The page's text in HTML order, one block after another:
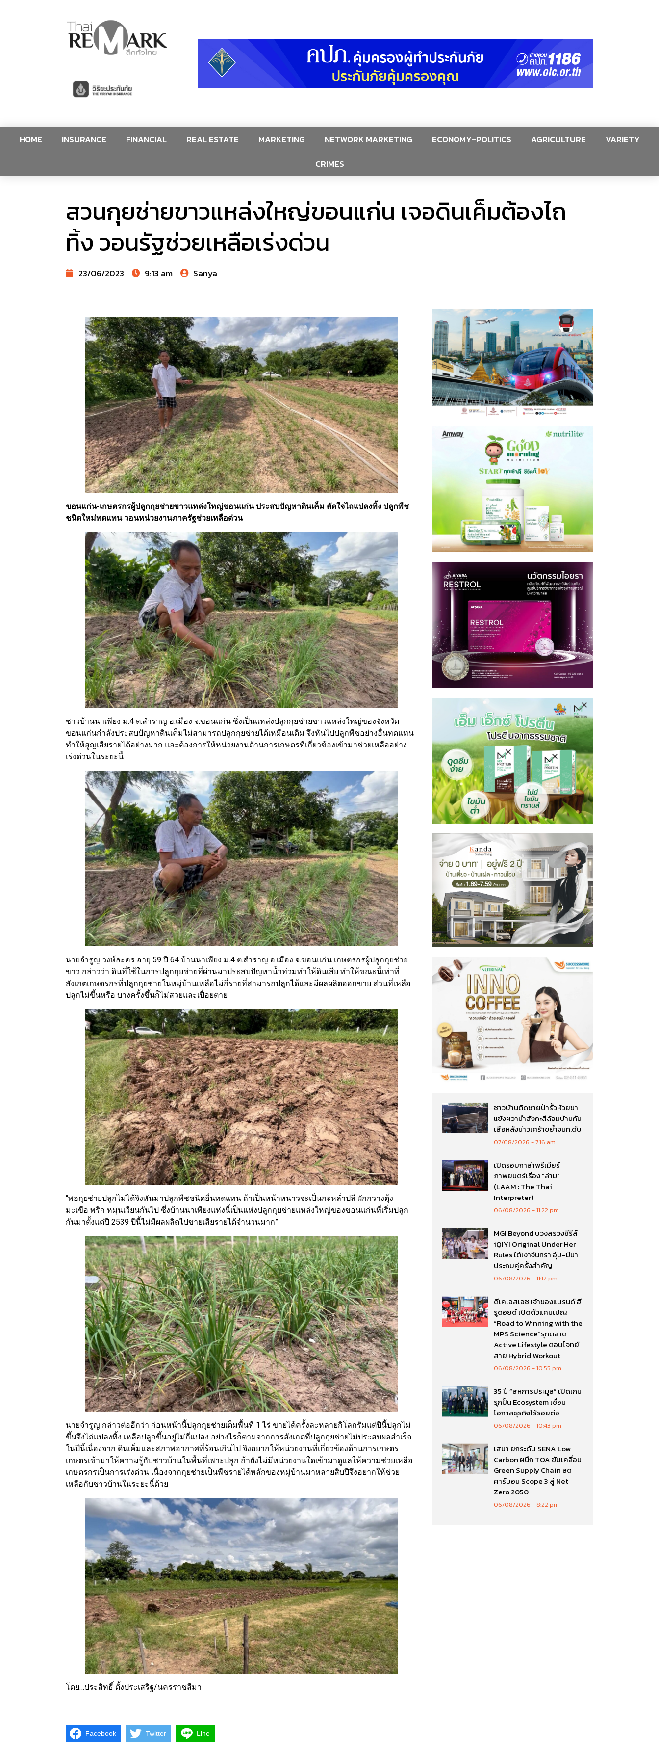
HOME INSURANCE FINANCIAL REAL ESTATE MARKETING NETWORK MARKETING ECONOMY-POLITICS AGRICULTURE
VARIETY
CRIMES
สวนกุยช่ายขาวแหล่งใหญ่ขอนแก่น เจอดินเค็มต้องไถ
ทิ้ง วอนรัฐช่วยเหลือเร่งด่วน
23/06/2023 9:13 am Sanya
ขอนแก่น-เกษตรกรผู้ปลูกกุยช่ายขาวแหล่งใหญ่ขอนแก่น ประสบปัญหาดินเค็ม ตัดใจไถแปลงทิ้ง ปลูกพืช
ชนิดใหม่ทดแทน วอนหน่วยงานภาครัฐช่วยเหลือด่วน
ชาวบ้านนาเพียง ม.4 ต.สำราญ อ.เมือง จ.ขอนแก่น ซึ่งเป็นแหล่งปลูกกุยช่ายขาวแหล่งใหญ่ของจังหวัด
ขอนแก่นกำลังประสบปัญหาดินเค็มไม่สามารถปลูกกุยช่ายได้เหมือนเดิม จึงหันไปปลูกพืชอย่างอื่นทดแทน
ทำให้สูญเสียรายได้อย่างมาก และต้องการให้หน่วยงานด้านการเกษตรที่เกี่ยวข้องเข้ามาช่วยเหลืออย่าง
เร่งด่วนในระยะนี้
นายจำรูญ วงษ์ละคร อายุ 59 ปี 64 บ้านนาเพียง ม.4 ต.สำราญ อ.เมือง จ.ขอนแก่น เกษตรกรผู้ปลูกกุยช่าย
ขาว กล่าวว่า ดินที่ใช้ในการปลูกกุยช่ายที่ผ่านมาประสบปัญหาน้ำท่วมทำให้ดินเสีย ทำให้ขณะนี้เท่าที่
สังเกตเกษตรกรที่ปลูกกุยช่ายในหมู่บ้านเหลือไม่กี่รายที่สามารถปลูกได้และมีผลผลิตออกขาย ส่วนที่เหลือ
ปลูกไม่ขึ้นหรือ บางครั้งขึ้นก็ไม่สวยและเปื่อยตาย
“พอกุยช่ายปลูกไม่ได้จึงหันมาปลูกพืชชนิดอื่นทดแทน ถ้าเป็นหน้าหนาวจะเป็นกะหล่ำปลี ผักกวางตุ้ง
มะเขือ พริก หมุนเวียนกันไป ซึ่งบ้านนาเพียงแห่งนี้เป็นแห่งปลูกกุยช่ายแหล่งใหญ่ของขอนแก่นที่เริ่มปลูก
กันมาตั้งแต่ปี 2539 ปีนี้ไม่มีผลผลิตไปขายเสียรายได้จำนวนมาก”
นายจำรูญ กล่าวต่ออีกว่า ก่อนหน้านี้ปลูกกุยช่ายเต็มพื้นที่ 1 ไร่ ขายได้ครั้งละหลายกิโลกรัมแต่ปีนี้ปลูกไม่
ขึ้นจึงไถ่แปลงทิ้ง เหลือปลูกขึ้นอยู่ไม่กี่แปลง อย่างไรก็ตามจากการสังเกตที่ปลูกกุยช่ายไม่ประสบผลสำเร็จ
ในปีนี้เนื่องจาก ดินเค็มและสภาพอากาศที่ร้อนเกินไป จึงอยากให้หน่วยงานที่เกี่ยวข้องด้านการเกษตร
เกษตรเข้ามาให้ความรู้กับชาวบ้านในพื้นที่เพาะปลูก ถ้ายังไม่มีหน่วยงานใดเข้ามาดูแลให้ความช่วยเหลือ
เกษตรกรเป็นการเร่งด่วน เนื่องจากกุยช่ายเป็นพืชรายได้หลักของหมู่บ้านมาหลายสิบปีจึงอยากให้ช่วย
เหลือกับชาวบ้านในระยะนี้ด้วย
โดย…ประสิทธิ์ ตั้งประเสริฐ/นครราชสีมา
Facebook Twitter Line
ชาวบ้านติดชายป่ารั้วห้วยขา
แข้งผวานำสังกะสีล้อมบ้านกัน
เสือหลังข่าวเศร้าขย้ำจนท.ดับ
07/08/2026 7:16 am
เปิดรอบกาล่าพรีเมียร์
ภาพยนตร์เรื่อง ”ล่าม“
(LAAM : The Thai
Interpreter)
06/08/2026 11:22 pm
MGI Beyond บวงสรวงซีรีส์
iQIYI Original Under Her
Rules ใต้เงาจันทรา อุ้ม–มีนา
ประกบคู่ครั้งสำคัญ
06/08/2026 11:12 pm
ดีเคเอสเอช เจ้าของแบรนด์ ฮี
รูดอยด์ เปิดตัวแคมเปญ
“Road to Winning with the
MPS Science”รุกตลาด
Active Lifestyle ตอบโจทย์
สาย Hybrid Workout
06/08/2026 10:55 pm
35 ปี “สหการประมูล” เปิดเกม
รุกปั้น Ecosystem เชื่อม
โอกาสธุรกิจไร้รอยต่อ
06/08/2026 10:43 pm
เสนา ยกระดับ SENA Low
Carbon ผนึก TOA ขับเคลื่อน
Green Supply Chain ลด
คาร์บอน Scope 3 สู่ Net
Zero 2050
06/08/2026 8:22 pm